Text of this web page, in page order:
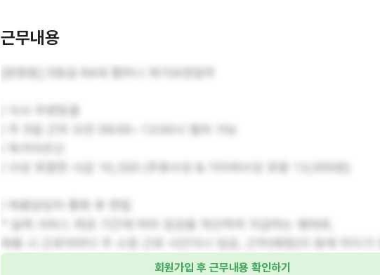
근무내용
* 실제 서비스 제공 기간에 따라 임금을 계산하여 지급하는 형태로,
회원가입 후 근무내용 확인하기